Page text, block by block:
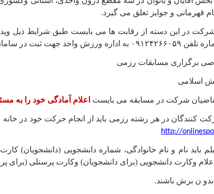
قهرمانی و جوایز تعلق می گیرد.
شرکت در این دسته از رقابت ها می بایست طبق شرایط ذیل
ثبت در سامانه ورزشی ارسال نمایند.
برگزاری مسابقات رزمی
اعلام آمادگی خود را به
کنندگان در هر رشته رزمی باید از انجام حرکت خود در
باید نام و نام خانوادگی، شماره دانشجویی (دانشجویان)
وکارت دانشجویی (برای دانشجویان) وکارت پرسنلی (برای
.